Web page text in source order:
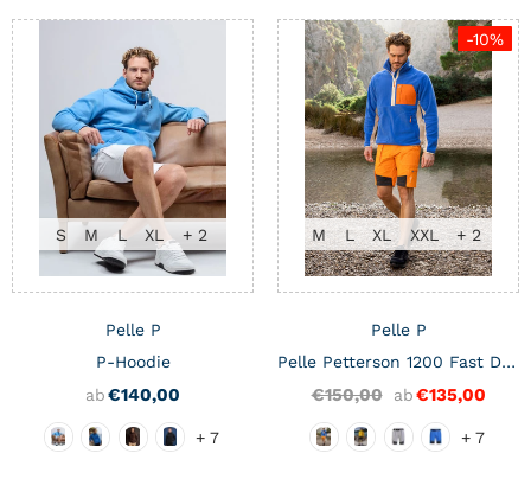
S M L XL + 2
Pelle P
P-Hoodie
ab€140,00
+ 7
-10%
M L XL XXL + 2
Pelle P
Pelle Petterson 1200 Fast Dry Herren Segelshorts
€150,00 ab€135,00
+ 7